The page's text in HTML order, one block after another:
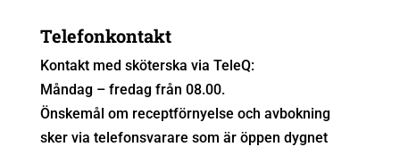
Telefonkontakt
Kontakt med sköterska via TeleQ:
Måndag – fredag från 08.00.
Önskemål om receptförnyelse och avbokning
sker via telefonsvarare som är öppen dygnet